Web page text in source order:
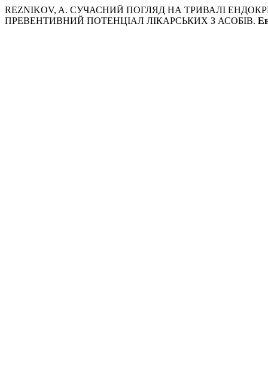
REZNIKOV, A. СУЧАСНИЙ ПОГЛЯД НА ТРИВАЛІ
ПРЕВЕНТИВНИЙ ПОТЕНЦІАЛ ЛІКАРСЬКИХ З АСОБІВ.